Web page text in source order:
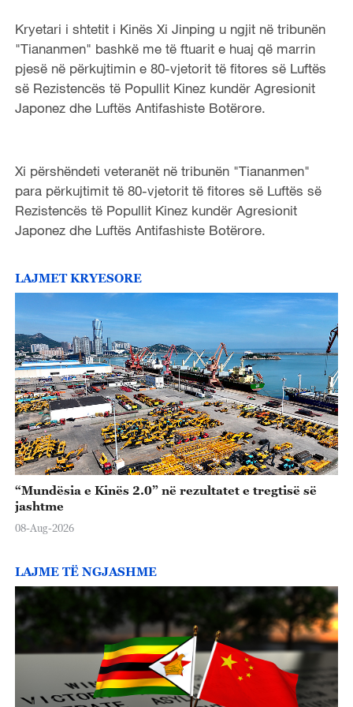
a
y
V
d
e
Kryetari i shtetit i Kinës Xi Jinping u ngjit në tribunën
"Tiananmen" bashkë me të ftuarit e huaj që marrin
pjesë në përkujtimin e 80-vjetorit të fitores së Luftës
së Rezistencës të Popullit Kinez kundër Agresionit
Japonez dhe Luftës Antifashiste Botërore.
Xi përshëndeti veteranët në tribunën "Tiananmen"
para përkujtimit të 80-vjetorit të fitores së Luftës së
Rezistencës të Popullit Kinez kundër Agresionit
Japonez dhe Luftës Antifashiste Botërore.
LAJMET KRYESORE
“Mundësia e Kinës 2.0” në rezultatet e tregtisë së
jashtme
08-Aug-2026
LAJME TË NGJASHME